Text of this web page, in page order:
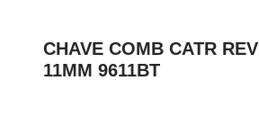
CHAVE COMB CATR REV
11MM 9611BT